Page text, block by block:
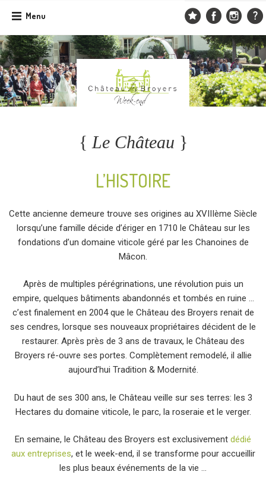
content
Menu
{ Le Château }
L’HISTOIRE
Cette ancienne demeure trouve ses origines au XVIIIème Siècle
lorsqu’une famille décide d’ériger en 1710 le Château sur les
fondations d’un domaine viticole géré par les Chanoines de
Mâcon.
Après de multiples pérégrinations, une révolution puis un
empire, quelques bâtiments abandonnés et tombés en ruine …
c’est finalement en 2004 que le Château des Broyers renait de
ses cendres, lorsque ses nouveaux propriétaires décident de le
restaurer. Après près de 3 ans de travaux, le Château des
Broyers ré-ouvre ses portes. Complètement remodelé, il allie
aujourd’hui Tradition & Modernité.
Du haut de ses 300 ans, le Château veille sur ses terres: les 3
Hectares du domaine viticole, le parc, la roseraie et le verger.
En semaine, le Château des Broyers est exclusivement dédié
aux entreprises, et le week-end, il se transforme pour accueillir
les plus beaux événements de la vie …